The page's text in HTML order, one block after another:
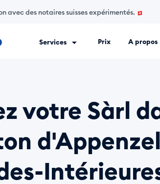
avec des notaires suisses expérimentés.
Services Prix A propos
votre Sàrl